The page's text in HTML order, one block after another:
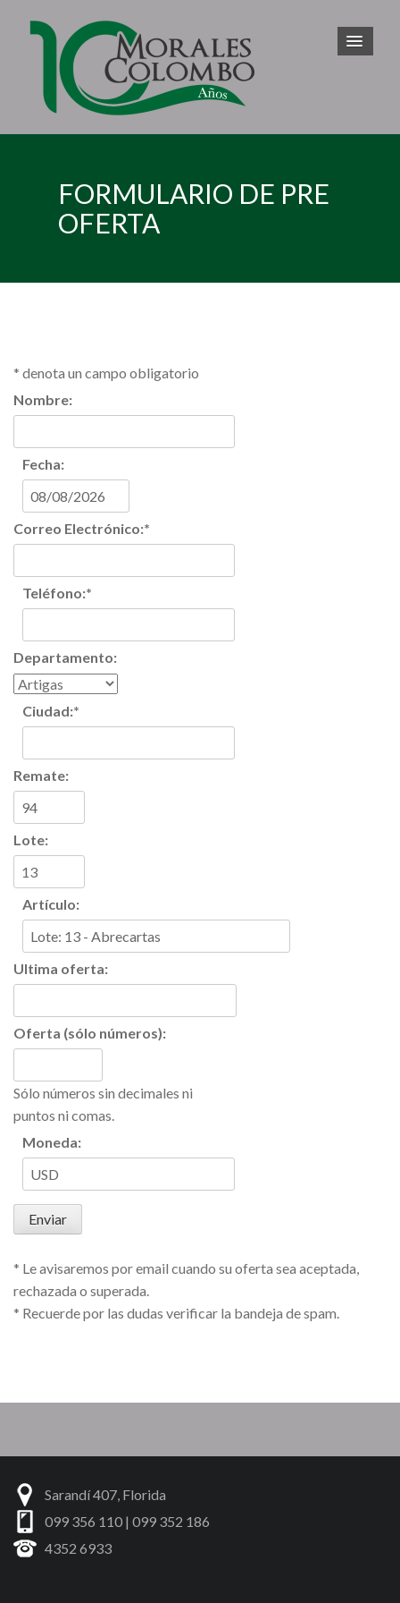
FORMULARIO DE PRE
OFERTA
* denota un campo obligatorio
Nombre:
Fecha:
Correo Electrónico:*
Teléfono:*
Departamento:
Ciudad:*
Remate:
Lote:
Artículo:
Ultima oferta:
Oferta (sólo números):
Sólo números sin decimales ni
puntos ni comas.
Moneda:
* Le avisaremos por email cuando su oferta sea aceptada,
rechazada o superada.
* Recuerde por las dudas verificar la bandeja de spam.
Sarandí 407, Florida
099 356 110 | 099 352 186
4352 6933